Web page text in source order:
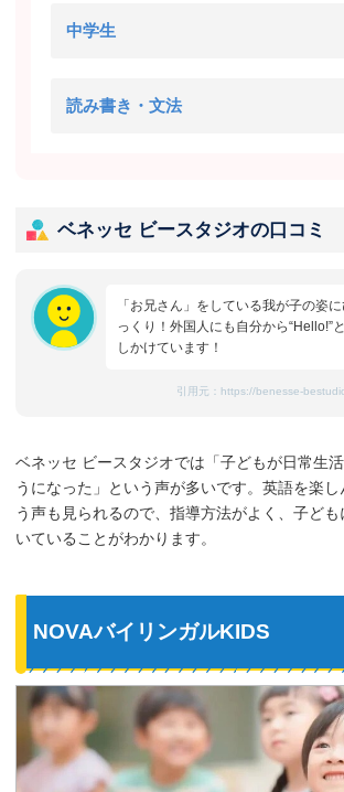
中学生
読み書き・文法
ベネッセ ビースタジオの口コミ
「お兄さん」をしている我が子の姿
っくり！外国人にも自分から“Hello!”
しかけています！
引用元： https://benesse-
ベネッセ ビースタジオでは「子どもが日常生
うになった」という声が多いです。英語を楽
う声も見られるので、指導方法がよく、子ど
いていることがわかります。
NOVAバイリンガルKIDS